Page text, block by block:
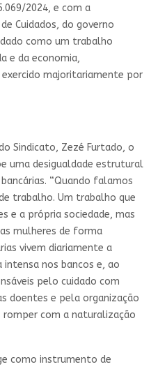
2024, e com a
Cuidados, do governo
como um trabalho
e da economia,
majoritariamente por
Sindicato, Zezé Furtado, o
uma desigualdade estrutural
“Quando falamos
trabalho. Um trabalho que
e a própria sociedade, mas
mulheres de forma
vivem diariamente a
intensa nos bancos e, ao
pelo cuidado com
doentes e pela organização
romper com a naturalização
como instrumento de